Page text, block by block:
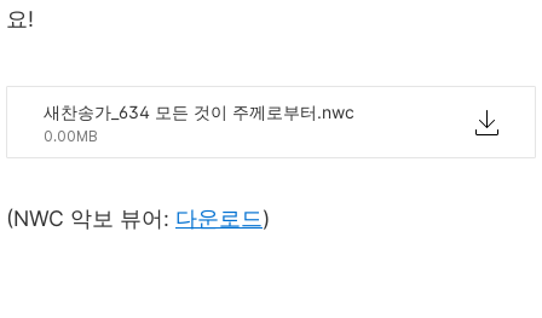
요!
새찬송가_634 모든 것이 주께로부터.nwc
0.00MB
(NWC 악보 뷰어: 다운로드)